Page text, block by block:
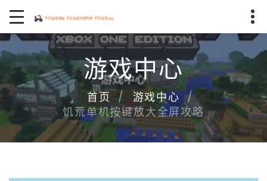
游戏中心
首页
游戏中心
饥荒单机按键放大全屏攻略